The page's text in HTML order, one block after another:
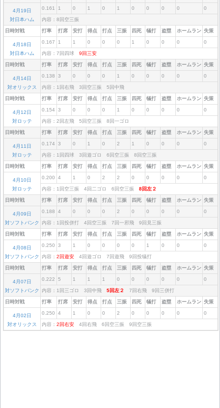
4月19日
対日本ハム
0.161 1 0 1 0 1 0 0 0 0 0
内容：8回空三振
日時対戦 打率 打席 安打 得点 打点 三振 四死 犠打 盗塁 ホームラン 失策
4月18日
対日本ハム
0.167 1 1 0 0 0 1 0 0 0 0
内容：7回四球 9回三安
日時対戦 打率 打席 安打 得点 打点 三振 四死 犠打 盗塁 ホームラン 失策
4月14日
対オリックス
0.138 3 0 0 0 1 0 0 0 0 0
内容：1回右飛 3回空三振 5回中飛
日時対戦 打率 打席 安打 得点 打点 三振 四死 犠打 盗塁 ホームラン 失策
4月12日
対ロッテ
0.154 3 0 0 0 1 0 0 0 0 0
内容：2回左飛 5回空三振 8回一ゴロ
日時対戦 打率 打席 安打 得点 打点 三振 四死 犠打 盗塁 ホームラン 失策
4月11日
対ロッテ
0.174 3 0 1 0 2 1 0 0 0 0
内容：1回四球 3回遊ゴロ 6回空三振 8回空三振
日時対戦 打率 打席 安打 得点 打点 三振 四死 犠打 盗塁 ホームラン 失策
4月10日
対ロッテ
0.200 4 1 0 2 2 0 0 0 0 0
内容：1回空三振 4回二ゴロ 6回空三振 8回左２
日時対戦 打率 打席 安打 得点 打点 三振 四死 犠打 盗塁 ホームラン 失策
4月09日
対ソフトバンク
0.188 4 0 0 0 2 0 0 0 0 0
内容：1回投併打 4回空三振 7回一邪飛 9回見三振
日時対戦 打率 打席 安打 得点 打点 三振 四死 犠打 盗塁 ホームラン 失策
4月08日
対ソフトバンク
0.250 3 1 0 0 0 0 1 0 0 0
内容： 2回遊安 4回遊ゴロ 7回遊飛 9回投犠打
日時対戦 打率 打席 安打 得点 打点 三振 四死 犠打 盗塁 ホームラン 失策
4月07日
対ソフトバンク
0.222 5 1 1 1 0 0 0 0 0 0
内容：1回三ゴロ 3回中飛 5回左２ 7回右飛 9回三併打
日時対戦 打率 打席 安打 得点 打点 三振 四死 犠打 盗塁 ホームラン 失策
4月02日
対オリックス
0.250 4 1 0 0 2 0 0 0 0 0
内容： 2回右安 4回右飛 6回空三振 9回空三振